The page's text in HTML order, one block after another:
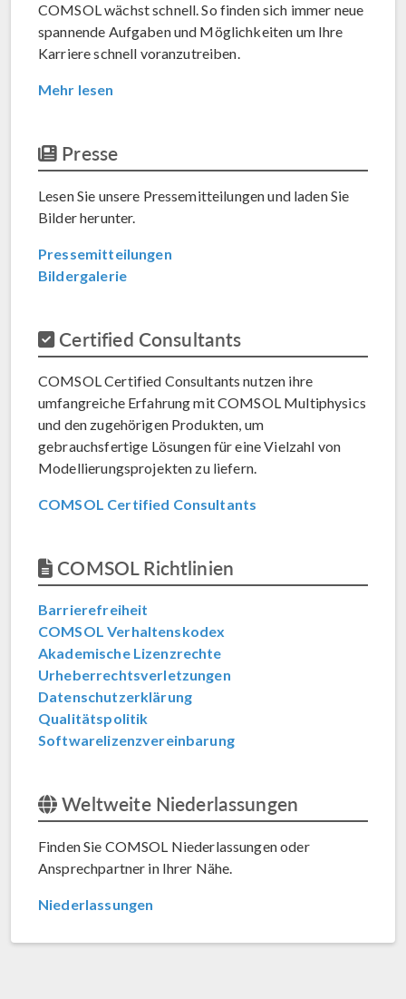
COMSOL wächst schnell. So finden sich immer neue
spannende Aufgaben und Möglichkeiten um Ihre
Karriere schnell voranzutreiben.
Mehr lesen
Presse
Lesen Sie unsere Pressemitteilungen und laden Sie
Bilder herunter.
Pressemitteilungen
Bildergalerie
Certified Consultants
COMSOL Certified Consultants nutzen ihre
umfangreiche Erfahrung mit COMSOL Multiphysics
und den zugehörigen Produkten, um
gebrauchsfertige Lösungen für eine Vielzahl von
Modellierungsprojekten zu liefern.
COMSOL Certified Consultants
COMSOL Richtlinien
Barrierefreiheit
COMSOL Verhaltenskodex
Akademische Lizenzrechte
Urheberrechtsverletzungen
Datenschutzerklärung
Qualitätspolitik
Softwarelizenzvereinbarung
Weltweite Niederlassungen
Finden Sie COMSOL Niederlassungen oder
Ansprechpartner in Ihrer Nähe.
Niederlassungen